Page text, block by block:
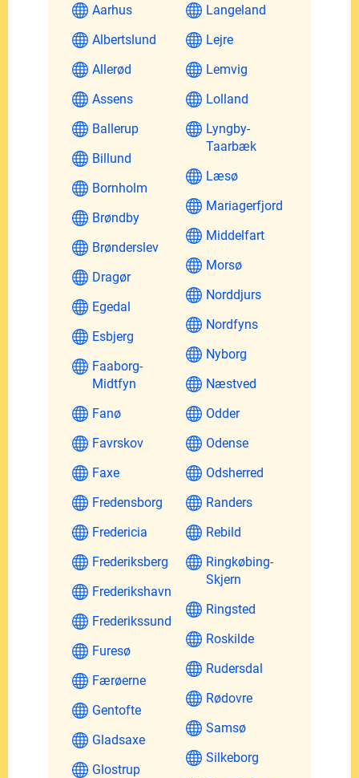
Aarhus
Albertslund
Allerød
Assens
Ballerup
Billund
Bornholm
Brøndby
Brønderslev
Dragør
Egedal
Esbjerg
Faaborg-
Midtfyn
Fanø
Favrskov
Faxe
Fredensborg
Fredericia
Frederiksberg
Frederikshavn
Frederikssund
Furesø
Færøerne
Gentofte
Gladsaxe
Glostrup
Langeland
Lejre
Lemvig
Lolland
Lyngby-
Taarbæk
Læsø
Mariagerfjord
Middelfart
Morsø
Norddjurs
Nordfyns
Nyborg
Næstved
Odder
Odense
Odsherred
Randers
Rebild
Ringkøbing-
Skjern
Ringsted
Roskilde
Rudersdal
Rødovre
Samsø
Silkeborg